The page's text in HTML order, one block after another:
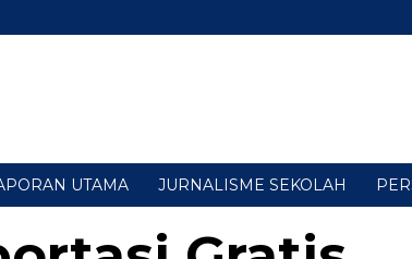
UTAMA JURNALISME SEKOLAH